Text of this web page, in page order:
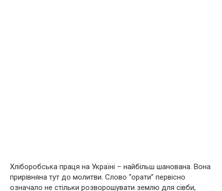
Хліборобська праця на Україні – найбільш шанована. Вона
прирівняна тут до молитви. Слово “орати” первісно
означало не стільки розворошувати землю для сівби,